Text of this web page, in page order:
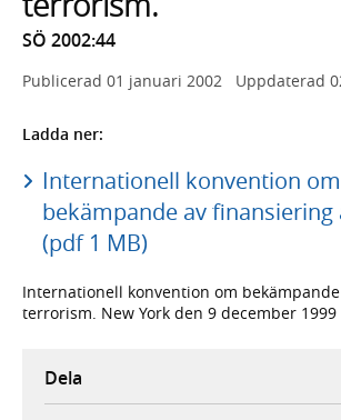
SÖ 2002:44
Publicerad 01 januari 2002 Uppdaterad
Ladda ner:
Internationell konvention om
bekämpande av
(pdf 1 MB)
Internationell konvention om
terrorism. New York den 9 december 1999
Dela